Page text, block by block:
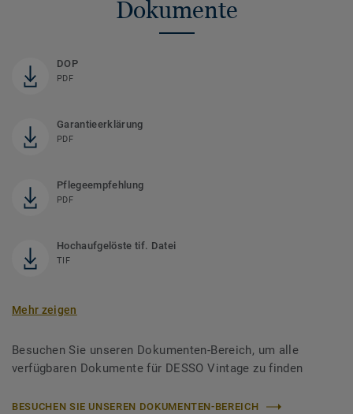
Dokumente
DOP
PDF
Garantieerklärung
PDF
Pflegeempfehlung
PDF
Hochaufgelöste tif. Datei
TIF
Mehr zeigen
Besuchen Sie unseren Dokumenten-Bereich, um alle
verfügbaren Dokumente für DESSO Vintage zu finden
BESUCHEN SIE UNSEREN DOKUMENTEN-BEREICH